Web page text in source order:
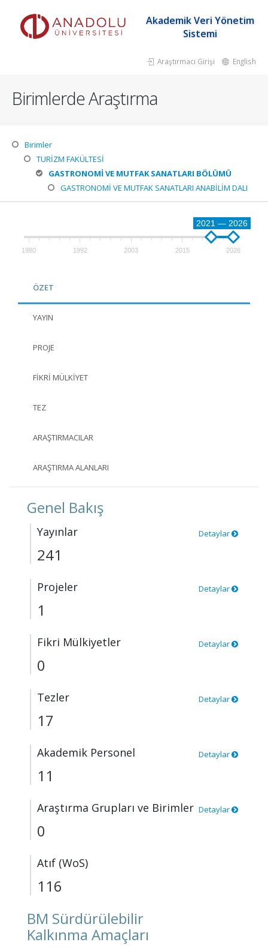
Akademik Veri Yönetim
Sistemi
Araştırmacı Girişi English
Birimlerde Araştırma
Birimler
TURİZM FAKÜLTESİ
GASTRONOMİ VE MUTFAK SANATLARI BÖLÜMÜ
GASTRONOMİ VE MUTFAK SANATLARI ANABİLİM DALI
2021 — 2026
1980 1992 2003 2015 2026
ÖZET
YAYIN
PROJE
FIKRI MÜLKIYET
TEZ
ARAŞTIRMACILAR
ARAŞTIRMA ALANLARI
Genel Bakış
Yayınlar Detaylar
241
Projeler Detaylar
1
Fikri Mülkiyetler Detaylar
0
Tezler Detaylar
17
Akademik Personel Detaylar
11
Araştırma Grupları ve Birimler Detaylar
0
Atıf (WoS)
116
BM Sürdürülebilir
Kalkınma Amaçları